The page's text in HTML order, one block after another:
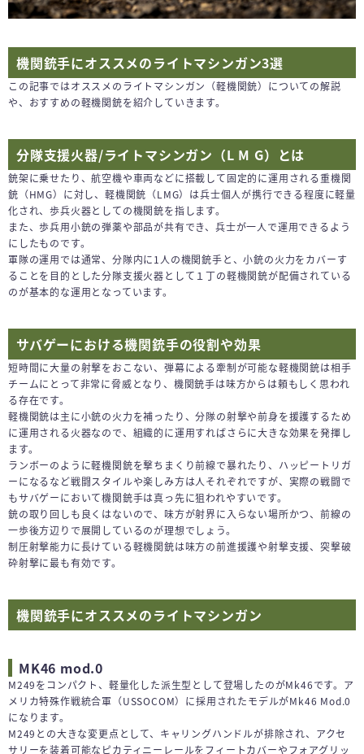
機関銃手にオススメのライトマシンガン3選
この記事ではオススメのライトマシンガン（軽機関銃）についての解説
や、おすすめの軽機関銃を紹介していきます。
分隊支援火器/ライトマシンガン（L M G）とは
銃架に乗せたり、航空機や車両などに搭載して固定的に運用される重機関
銃（HMG）に対し、軽機関銃（LMG）は兵士個人が携行できる程度に軽量
化され、歩兵火器としての機関銃を指します。
また、歩兵用小銃の弾薬や部品が共有でき、兵士が一人で運用できるよう
にしたものです。
軍隊の運用では通常、分隊内に1人の機関銃手と、小銃の火力をカバーす
ることを目的とした分隊支援火器として１丁の軽機関銃が配備されている
のが基本的な運用となっています。
サバゲーにおける機関銃手の役割や効果
短時間に大量の射撃をおこない、弾幕による牽制が可能な軽機関銃は相手
チームにとって非常に脅威となり、機関銃手は味方からは頼もしく思われ
る存在です。
軽機関銃は主に小銃の火力を補ったり、分隊の射撃や前身を援護するため
に運用される火器なので、組織的に運用すればさらに大きな効果を発揮し
ます。
ランボーのように軽機関銃を撃ちまくり前線で暴れたり、ハッピートリガ
ーになるなど戦闘スタイルや楽しみ方は人それぞれですが、実際の戦闘で
もサバゲーにおいて機関銃手は真っ先に狙われやすいです。
銃の取り回しも良くはないので、味方が射界に入らない場所かつ、前線の
一歩後方辺りで展開しているのが理想でしょう。
制圧射撃能力に長けている軽機関銃は味方の前進援護や射撃支援、突撃破
砕射撃に最も有効です。
機関銃手にオススメのライトマシンガン
MK46 mod.0
M249をコンパクト、軽量化した派生型として登場したのがMk46です。ア
メリカ特殊作戦統合軍（USSOCOM）に採用されたモデルがMk46 Mod.0
になります。
M249との大きな変更点として、キャリングハンドルが排除され、アクセ
サリーを装着可能なピカティニーレールをフィートカバーやフォアグリッ